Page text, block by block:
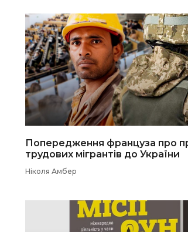
Попередження француза про
трудових мігрантів до України
Ніколя Амбер